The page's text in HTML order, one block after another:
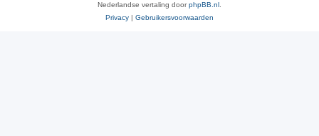
Nederlandse vertaling doorphpBB.nl
Privacy | Gebruikersvoorwaarden